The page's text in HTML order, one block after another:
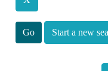
Start a new